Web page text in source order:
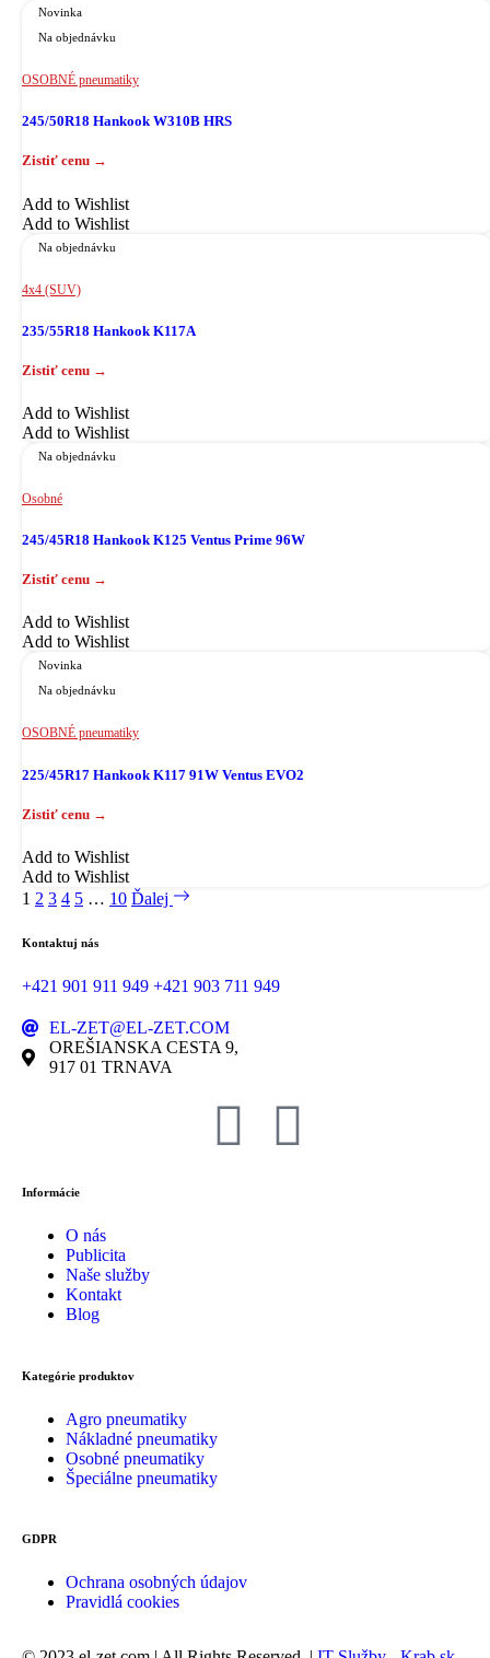
Novinka
Na objednávku
OSOBNÉ pneumatiky
245/50R18 Hankook W310B HRS
Add to Wishlist
Add to Wishlist
Na objednávku
4x4 (SUV)
235/55R18 Hankook K117A
Add to Wishlist
Add to Wishlist
Na objednávku
Osobné
245/45R18 Hankook K125 Ventus Prime 96W
Add to Wishlist
Add to Wishlist
Novinka
Na objednávku
OSOBNÉ pneumatiky
225/45R17 Hankook K117 91W Ventus EVO2
Add to Wishlist
Add to Wishlist
1 2 3 4 5 … 10 Ďalej
Kontaktuj nás
+421 901 911 949 +421 903 711 949
EL-ZET@EL-ZET.COM
OREŠIANSKA CESTA 9,
917 01 TRNAVA
Informácie
O nás
Publicita
Naše služby
Kontakt
Blog
Kategórie produktov
Agro pneumatiky
Nákladné pneumatiky
Osobné pneumatiky
Špeciálne pneumatiky
GDPR
Ochrana osobných údajov
Pravidlá cookies